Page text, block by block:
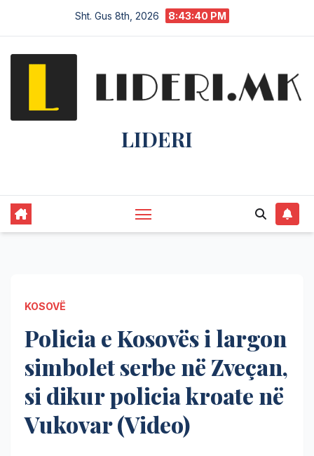
Sht. Gus 8th, 2026 8:43:40 PM
LIDERI
KOSOVË
Policia e Kosovës i largon
simbolet serbe në Zveçan,
si dikur policia kroate në
Vukovar (Video)